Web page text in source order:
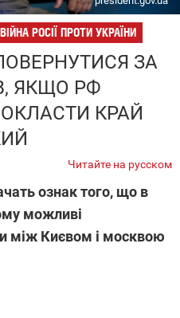
РОСІЇ ПРОТИ УКРАЇНИ
ЗА
ЯКЩО РФ
КРАЙ
Читайте на русском
ознак того, що в
можливі
між Києвом і москвою